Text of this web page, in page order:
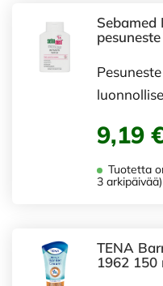
Sebamed
9,19
Tuotetta
3 arkipäivää)
TENA
1962 150